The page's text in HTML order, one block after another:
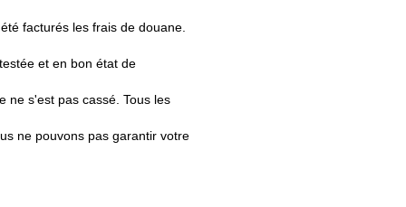
facturés les frais de douane.
et en bon état de
ne s'est pas cassé. Tous les
ne pouvons pas garantir votre